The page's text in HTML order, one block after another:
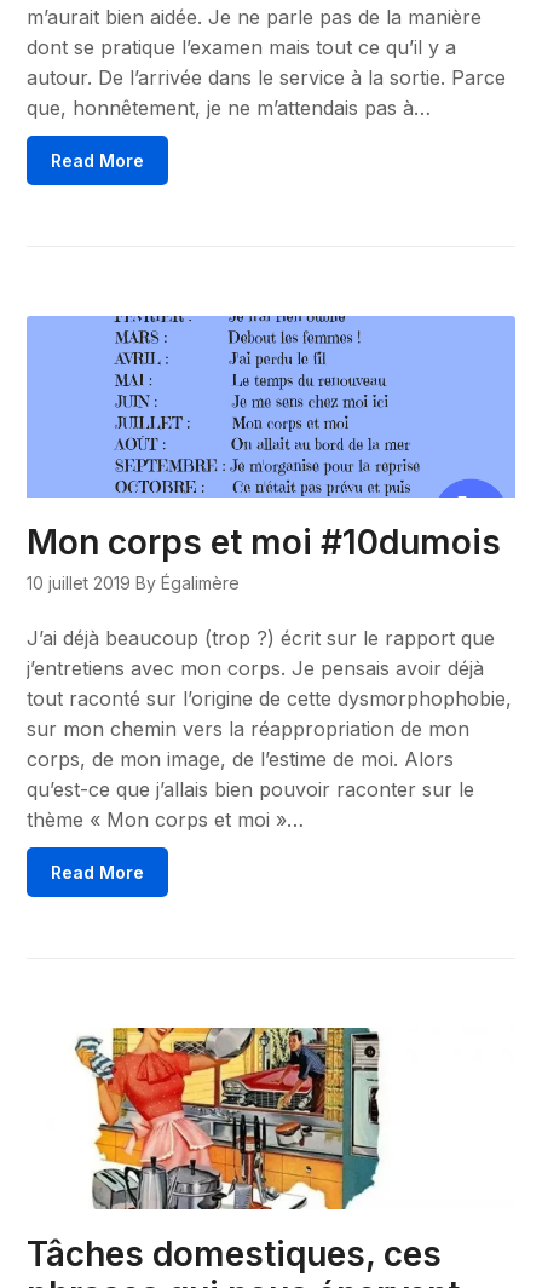
m’aurait bien aidée. Je ne parle pas de la manière
dont se pratique l’examen mais tout ce qu’il y a
autour. De l’arrivée dans le service à la sortie. Parce
que, honnêtement, je ne m’attendais pas à…
Read More
Mon corps et moi #10dumois
10 juillet 2019 By Égalimère
J’ai déjà beaucoup (trop ?) écrit sur le rapport que
j’entretiens avec mon corps. Je pensais avoir déjà
tout raconté sur l’origine de cette dysmorphophobie,
sur mon chemin vers la réappropriation de mon
corps, de mon image, de l’estime de moi. Alors
qu’est-ce que j’allais bien pouvoir raconter sur le
thème « Mon corps et moi »…
Read More
Tâches domestiques, ces